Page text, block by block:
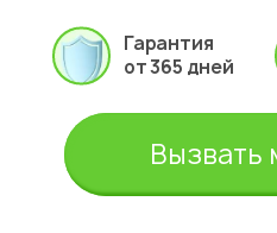
Гарантия
от 365 дней
Вызвать